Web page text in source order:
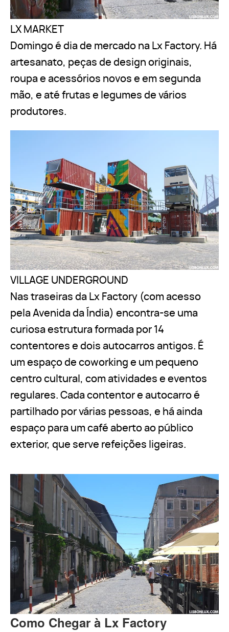
LX MARKET
Domingo é dia de mercado na Lx Factory. Há
artesanato, peças de design originais,
roupa e acessórios novos e em segunda
mão, e até frutas e legumes de vários
produtores.
VILLAGE UNDERGROUND
Nas traseiras da Lx Factory (com acesso
pela Avenida da Índia) encontra-se uma
curiosa estrutura formada por 14
contentores e dois autocarros antigos. É
um espaço de coworking e um pequeno
centro cultural, com atividades e eventos
regulares. Cada contentor e autocarro é
partilhado por várias pessoas, e há ainda
espaço para um café aberto ao público
exterior, que serve refeições ligeiras.
Como Chegar à Lx Factory